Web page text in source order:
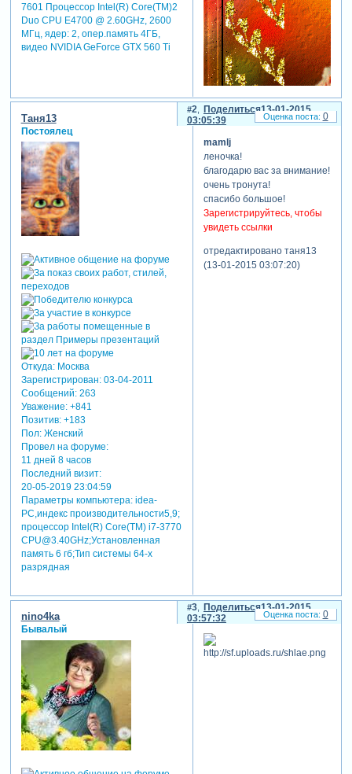
7601 Процессор Intel(R) Core(TM)2
Duo CPU E4700 @ 2.60GHz, 2600
МГц, ядер: 2, опер.память 4ГБ,
видео NVIDIA GeForce GTX 560 Ti
Поделиться
2
13-01-2015
03:05:39
Таня13
Постоялец
Откуда:Москва
Зарегистрирован: 03-04-2011
Сообщений:263
Уважение: +841
Позитив: +183
Пол:Женский
Провел на форуме:
11 дней 8 часов
Последний визит:
20-05-2019 23:04:59
Параметры компьютера:idea-
PC,индекс производительности5,9;
процессор Intel(R) Core(TM) i7-3770
CPU@3.40GHz;Установленная
память 6 гб;Тип системы 64-х
разрядная
mamlj
леночка!
благодарю вас за внимание!
очень тронута!
спасибо большое!
Зарегистрируйтесь, чтобы
увидеть ссылки
отредактировано таня13
(13-01-2015 03:07:20)
0
Поделиться
3
13-01-2015
03:57:32
nino4ka
Бывалый
0